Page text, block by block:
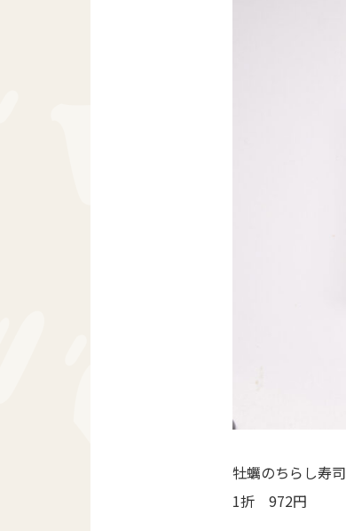
牡蠣のちらし寿司
1折 972円